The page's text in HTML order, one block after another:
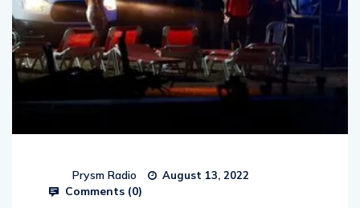
Prysm Radio August 13, 2022
Comments (0)